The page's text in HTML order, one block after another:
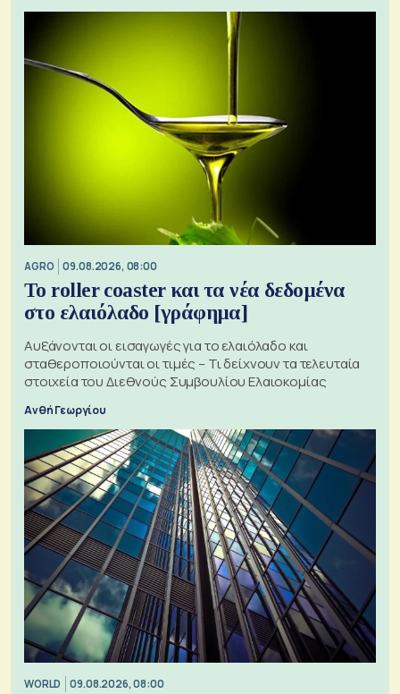
AGRO 09.08.2026, 08:00
Το roller coaster και τα νέα δεδομένα
στο ελαιόλαδο [γράφημα]
Αυξάνονται οι εισαγωγές για το ελαιόλαδο και
σταθεροποιούνται οι τιμές – Τι δείχνουν τα τελευταία
στοιχεία του Διεθνούς Συμβουλίου Ελαιοκομίας
Ανθή Γεωργίου
WORLD 09.08.2026, 08:00